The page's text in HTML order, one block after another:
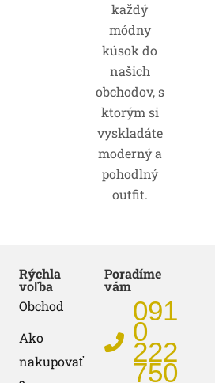
každý
módny
kúsok do
našich
obchodov, s
ktorým si
vyskladáte
moderný a
pohodlný
outfit.
Rýchla
voľba
Obchod
Ako
nakupovať
Poradíme
vám
091
0
222
750